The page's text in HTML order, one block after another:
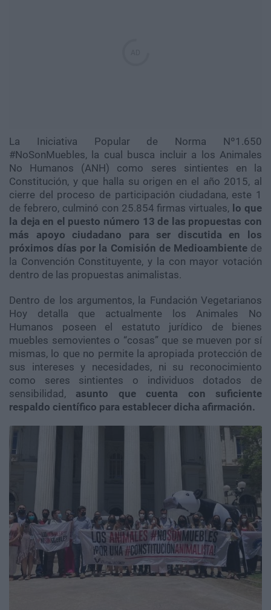
La Iniciativa Popular de Norma Nº1.650
#NoSonMuebles, la cual busca incluir a los Animales
No Humanos (ANH) como seres sintientes en la
Constitución, y que halla su origen en el año 2015, al
cierre del proceso de participación ciudadana, este 1
de febrero, culminó con 25.854 firmas virtuales, lo que
la deja en el puesto número 13 de las propuestas con
más apoyo ciudadano para ser discutida en los
próximos días por la Comisión de Medioambientede
la Convención Constituyente, y la con mayor votación
dentro de las propuestas animalistas.
Dentro de los argumentos, la Fundación Vegetarianos
Hoy detalla que actualmente los Animales No
Humanos poseen el estatuto jurídico de bienes
muebles semovientes o “cosas” que se mueven por sí
mismas, lo que no permite la apropiada protección de
sus intereses y necesidades, ni su reconocimiento
como seres sintientes o individuos dotados de
sensibilidad, asunto que cuenta con suficiente
respaldo científico para establecer dicha afirmación.